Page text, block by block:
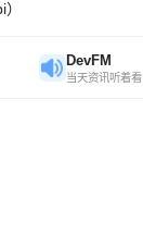
DevFM
当天资讯听着看